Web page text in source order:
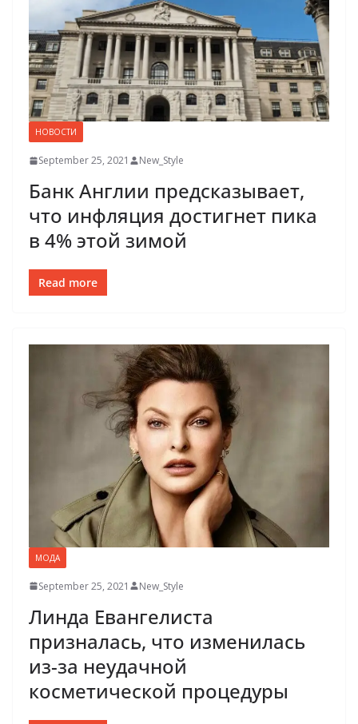
НОВОСТИ
September 25, 2021 New_Style
Банк Англии предсказывает,
что инфляция достигнет пика
в 4% этой зимой
Read more
МОДА
September 25, 2021 New_Style
Линда Евангелиста
призналась, что изменилась
из-за неудачной
косметической процедуры